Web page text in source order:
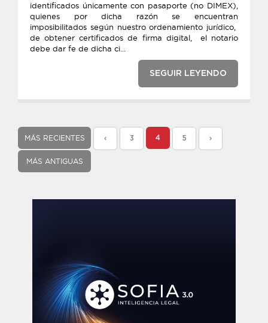
identificados únicamente con pasaporte (no DIMEX),
quienes por dicha razón se encuentran
imposibilitados según nuestro ordenamiento jurídico,
de obtener certificados de firma digital, el notario
debe dar fe de dicha ci...
SEGUIR LEYENDO
MÁS RECIENTES ‹ 3 4 5 ›
MÁS ANTIGUAS